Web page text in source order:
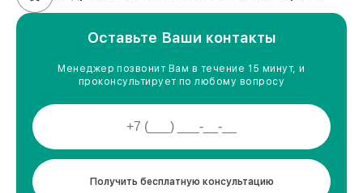
Оставьте Ваши контакты
Менеджер позвонит Вам в течение 15 минут, и
проконсультирует по любому вопросу
Получить бесплатную консультацию